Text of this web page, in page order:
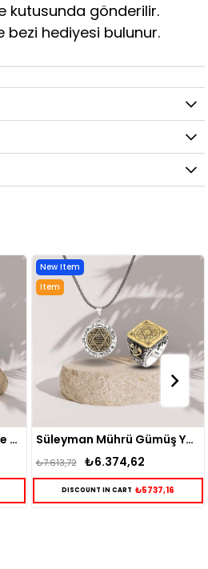
kutusunda gönderilir.
bezi hediyesi bulunur.
Süleyman Mührü Gümüş Yüzük ve Kolye Kombini
₺6.374,62
DISCOUNT IN CART ₺5737,16
Item
on